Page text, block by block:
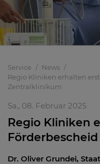
Service
News
Regio Kliniken erhalten
Zentralklinikum
Sa., 08. Februar 2025
Regio Kliniken
Dr. Oliver Grundei,